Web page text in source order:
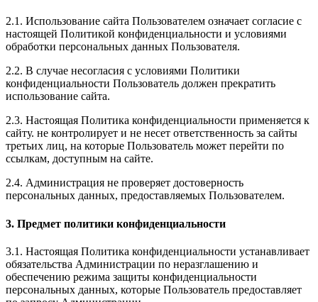
2.1. Использование сайта Пользователем означает согласие с
настоящей Политикой конфиденциальности и условиями
обработки персональных данных Пользователя.
2.2. В случае несогласия с условиями Политики
конфиденциальности Пользователь должен прекратить
использование сайта.
2.3. Настоящая Политика конфиденциальности применяется к
сайту. не контролирует и не несет ответственность за сайты
третьих лиц, на которые Пользователь может перейти по
ссылкам, доступным на сайте.
2.4. Администрация не проверяет достоверность
персональных данных, предоставляемых Пользователем.
3. Предмет политики конфиденциальности
3.1. Настоящая Политика конфиденциальности устанавливает
обязательства Администрации по неразглашению и
обеспечению режима защиты конфиденциальности
персональных данных, которые Пользователь предоставляет